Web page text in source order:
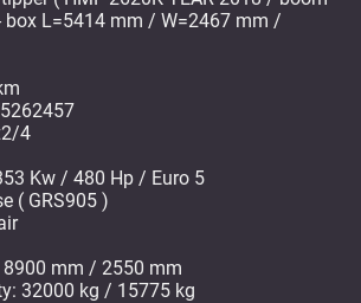
box L=5414 mm / W=2467 mm /
4
Kw / 480 Hp / Euro 5
( GRS905 )
mm / 2550 mm
32000 kg / 15775 kg